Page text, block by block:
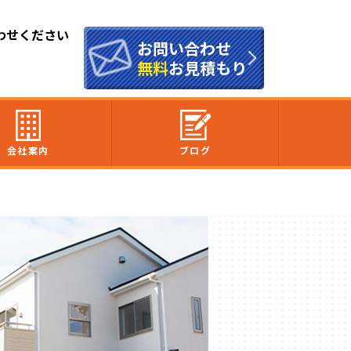
せください
お問い合わせ
無料お見積もり
会社案内 ブログ